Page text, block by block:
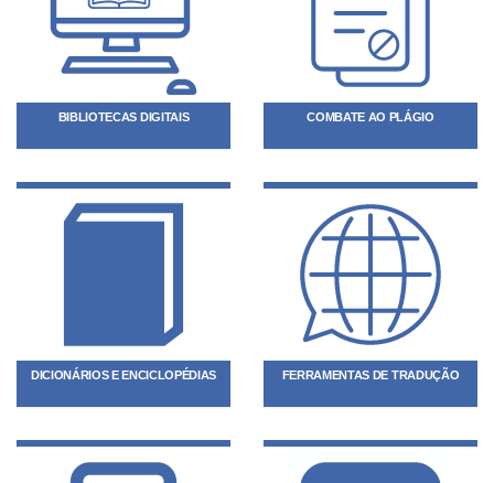
BIBLIOTECAS DIGITAIS COMBATE AO PLÁGIO
DICIONÁRIOS E ENCICLOPÉDIAS FERRAMENTAS DE TRADUÇÃO